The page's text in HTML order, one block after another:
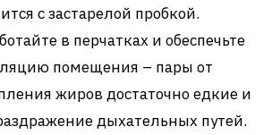
с застарелой пробкой.
в перчатках и обеспечьте
помещения – пары от
жиров достаточно едкие и
дыхательных путей.